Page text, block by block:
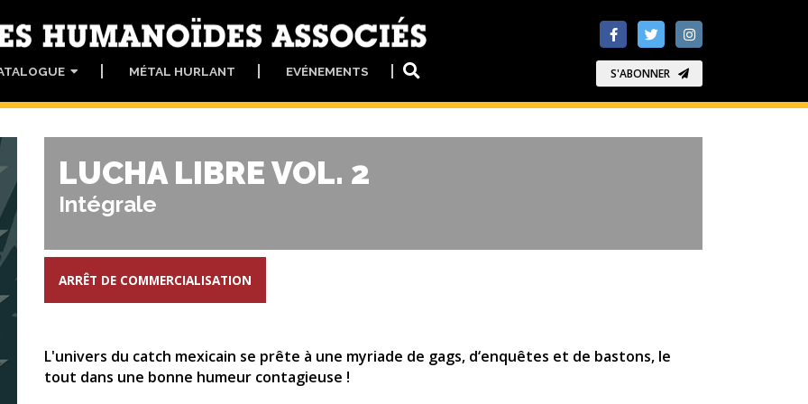
S'ABONNER
MÉTAL HURLANT EVÉNEMENTS
LUCHA LIBRE VOL. 2
Intégrale
ARRÊT DE COMMERCIALISATION
L'univers du catch mexicain se prête à une myriade de gags, d‘enquêtes et de bastons, le
tout dans une bonne humeur contagieuse !